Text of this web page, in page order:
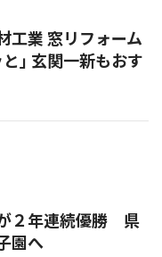
工業 窓リフォーム
｣ 玄関一新もおす
２年連続優勝 県
園へ